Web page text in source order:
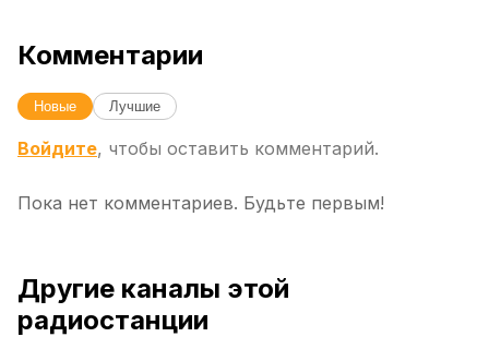
Комментарии
Новые Лучшие
Войдите, чтобы оставить комментарий.
Пока нет комментариев. Будьте первым!
Другие каналы этой
радиостанции